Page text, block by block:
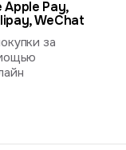
Pay,
WeChat
за